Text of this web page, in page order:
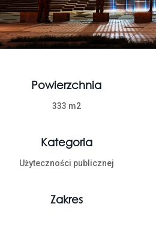
Powierzchnia
333 m2
Kategoria
Użyteczności publicznej
Zakres